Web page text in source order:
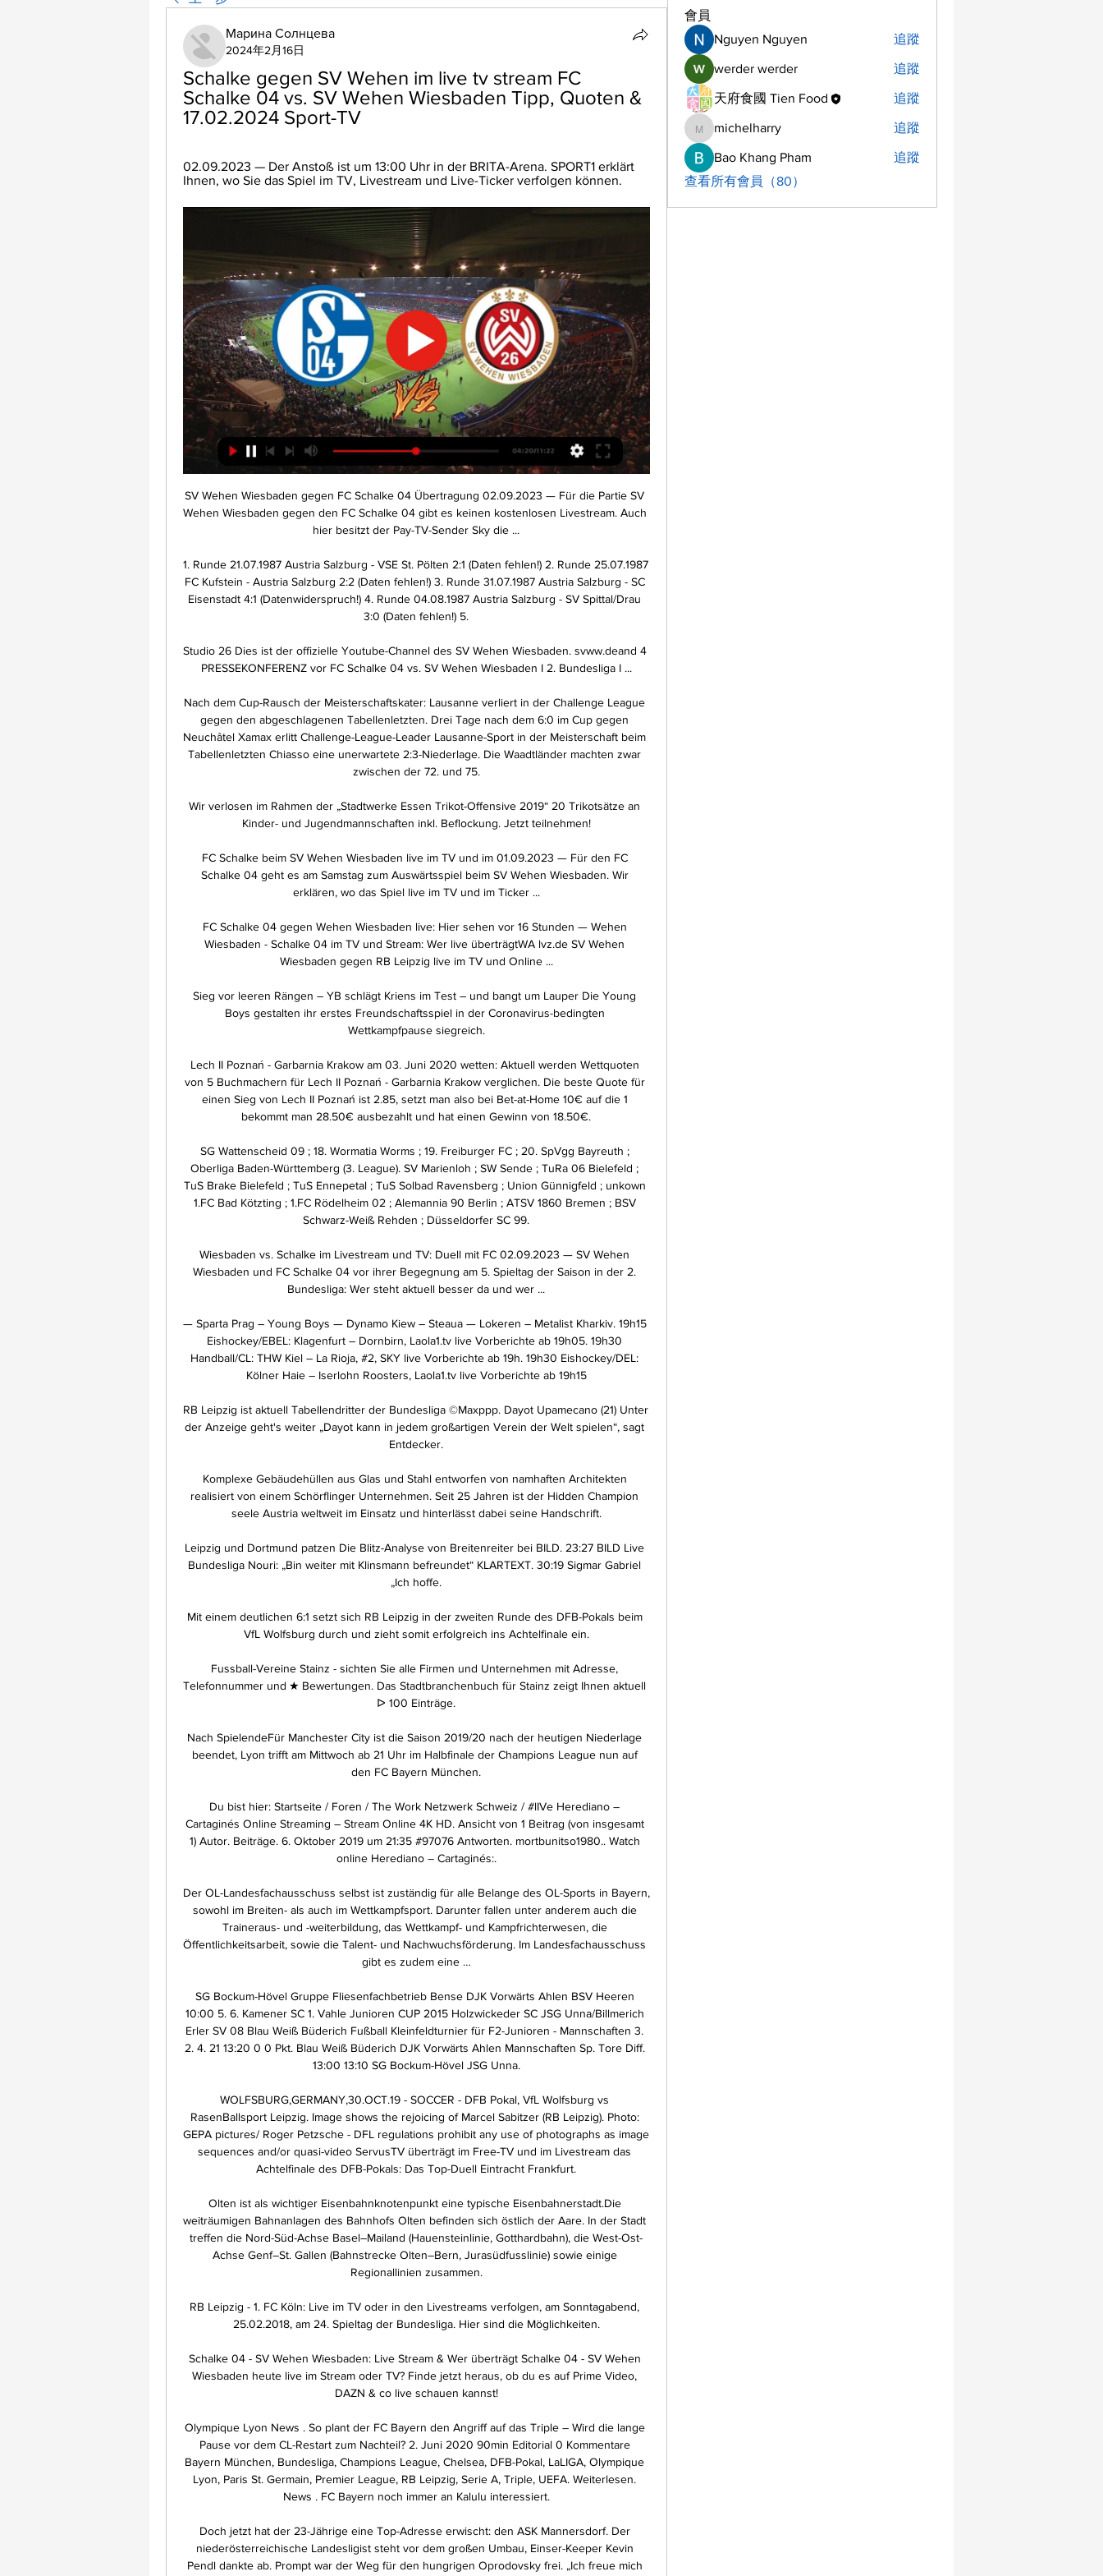
Марина Солнцева
2024年2月16日
Schalke gegen SV Wehen im live tv stream FC
Schalke 04 vs. SV Wehen Wiesbaden Tipp, Quoten &
17.02.2024 Sport-TV
02.09.2023 — Der Anstoß ist um 13:00 Uhr in der BRITA-Arena. SPORT1 erklärt
Ihnen, wo Sie das Spiel im TV, Livestream und Live-Ticker verfolgen können.
SV Wehen Wiesbaden gegen FC Schalke 04 Übertragung 02.09.2023 — Für die Partie SV Wehen Wiesbaden gegen den FC Schalke 04 gibt es keinen kostenlosen Livestream. Auch hier besitzt der Pay-TV-Sender Sky die ...

1. Runde 21.07.1987 Austria Salzburg - VSE St. Pölten 2:1 (Daten fehlen!) 2. Runde 25.07.1987 FC Kufstein - Austria Salzburg 2:2 (Daten fehlen!) 3. Runde 31.07.1987 Austria Salzburg - SC Eisenstadt 4:1 (Datenwiderspruch!) 4. Runde 04.08.1987 Austria Salzburg - SV Spittal/Drau 3:0 (Daten fehlen!) 5.

Studio 26 Dies ist der offizielle Youtube-Channel des SV Wehen Wiesbaden. svww.deand 4 PRESSEKONFERENZ vor FC Schalke 04 vs. SV Wehen Wiesbaden I 2. Bundesliga I ...

Nach dem Cup-Rausch der Meisterschaftskater: Lausanne verliert in der Challenge League gegen den abgeschlagenen Tabellenletzten. Drei Tage nach dem 6:0 im Cup gegen Neuchâtel Xamax erlitt Challenge-League-Leader Lausanne-Sport in der Meisterschaft beim Tabellenletzten Chiasso eine unerwartete 2:3-Niederlage. Die Waadtländer machten zwar zwischen der 72. und 75.

Wir verlosen im Rahmen der „Stadtwerke Essen Trikot-Offensive 2019“ 20 Trikotsätze an Kinder- und Jugendmannschaften inkl. Beflockung. Jetzt teilnehmen!

FC Schalke beim SV Wehen Wiesbaden live im TV und im 01.09.2023 — Für den FC Schalke 04 geht es am Samstag zum Auswärtsspiel beim SV Wehen Wiesbaden. Wir erklären, wo das Spiel live im TV und im Ticker ...

FC Schalke 04 gegen Wehen Wiesbaden live: Hier sehen vor 16 Stunden — Wehen Wiesbaden - Schalke 04 im TV und Stream: Wer live überträgtWA lvz.de SV Wehen Wiesbaden gegen RB Leipzig live im TV und Online ...

Sieg vor leeren Rängen – YB schlägt Kriens im Test – und bangt um Lauper Die Young Boys gestalten ihr erstes Freundschaftsspiel in der Coronavirus-bedingten Wettkampfpause siegreich.

Lech II Poznań - Garbarnia Krakow am 03. Juni 2020 wetten: Aktuell werden Wettquoten von 5 Buchmachern für Lech II Poznań - Garbarnia Krakow verglichen. Die beste Quote für einen Sieg von Lech II Poznań ist 2.85, setzt man also bei Bet-at-Home 10€ auf die 1 bekommt man 28.50€ ausbezahlt und hat einen Gewinn von 18.50€.

SG Wattenscheid 09 ; 18. Wormatia Worms ; 19. Freiburger FC ; 20. SpVgg Bayreuth ; Oberliga Baden-Württemberg (3. League). SV Marienloh ; SW Sende ; TuRa 06 Bielefeld ; TuS Brake Bielefeld ; TuS Ennepetal ; TuS Solbad Ravensberg ; Union Günnigfeld ; unkown 1.FC Bad Kötzting ; 1.FC Rödelheim 02 ; Alemannia 90 Berlin ; ATSV 1860 Bremen ; BSV Schwarz-Weiß Rehden ; Düsseldorfer SC 99.

Wiesbaden vs. Schalke im Livestream und TV: Duell mit FC 02.09.2023 — SV Wehen Wiesbaden und FC Schalke 04 vor ihrer Begegnung am 5. Spieltag der Saison in der 2. Bundesliga: Wer steht aktuell besser da und wer ...

— Sparta Prag – Young Boys — Dynamo Kiew – Steaua — Lokeren – Metalist Kharkiv. 19h15 Eishockey/EBEL: Klagenfurt – Dornbirn, Laola1.tv live Vorberichte ab 19h05. 19h30 Handball/CL: THW Kiel – La Rioja, #2, SKY live Vorberichte ab 19h. 19h30 Eishockey/DEL: Kölner Haie – Iserlohn Roosters, Laola1.tv live Vorberichte ab 19h15

RB Leipzig ist aktuell Tabellendritter der Bundesliga ©Maxppp. Dayot Upamecano (21) Unter der Anzeige geht's weiter „Dayot kann in jedem großartigen Verein der Welt spielen“, sagt Entdecker.

Komplexe Gebäudehüllen aus Glas und Stahl entworfen von namhaften Architekten realisiert von einem Schörflinger Unternehmen. Seit 25 Jahren ist der Hidden Champion seele Austria weltweit im Einsatz und hinterlässt dabei seine Handschrift.

Leipzig und Dortmund patzen Die Blitz-Analyse von Breitenreiter bei BILD. 23:27 BILD Live Bundesliga Nouri: „Bin weiter mit Klinsmann befreundet“ KLARTEXT. 30:19 Sigmar Gabriel „Ich hoffe.

Mit einem deutlichen 6:1 setzt sich RB Leipzig in der zweiten Runde des DFB-Pokals beim VfL Wolfsburg durch und zieht somit erfolgreich ins Achtelfinale ein.

Fussball-Vereine Stainz - sichten Sie alle Firmen und Unternehmen mit Adresse, Telefonnummer und ★ Bewertungen. Das Stadtbranchenbuch für Stainz zeigt Ihnen aktuell ᐅ 100 Einträge.

Nach SpielendeFür Manchester City ist die Saison 2019/20 nach der heutigen Niederlage beendet, Lyon trifft am Mittwoch ab 21 Uhr im Halbfinale der Champions League nun auf den FC Bayern München.

Du bist hier: Startseite / Foren / The Work Netzwerk Schweiz / #lIVe Herediano – Cartaginés Online Streaming – Stream Online 4K HD. Ansicht von 1 Beitrag (von insgesamt 1) Autor. Beiträge. 6. Oktober 2019 um 21:35 #97076 Antworten. mortbunitso1980.. Watch online Herediano – Cartaginés:.

Der OL-Landesfachausschuss selbst ist zuständig für alle Belange des OL-Sports in Bayern, sowohl im Breiten- als auch im Wettkampfsport. Darunter fallen unter anderem auch die Traineraus- und -weiterbildung, das Wettkampf- und Kampfrichterwesen, die Öffentlichkeitsarbeit, sowie die Talent- und Nachwuchsförderung. Im Landesfachausschuss gibt es zudem eine …

SG Bockum-Hövel Gruppe Fliesenfachbetrieb Bense DJK Vorwärts Ahlen BSV Heeren 10:00 5. 6. Kamener SC 1. Vahle Junioren CUP 2015 Holzwickeder SC JSG Unna/Billmerich Erler SV 08 Blau Weiß Büderich Fußball Kleinfeldturnier für F2-Junioren - Mannschaften 3. 2. 4. 21 13:20 0 0 Pkt. Blau Weiß Büderich DJK Vorwärts Ahlen Mannschaften Sp. Tore Diff. 13:00 13:10 SG Bockum-Hövel JSG Unna.

WOLFSBURG,GERMANY,30.OCT.19 - SOCCER - DFB Pokal, VfL Wolfsburg vs RasenBallsport Leipzig. Image shows the rejoicing of Marcel Sabitzer (RB Leipzig). Photo: GEPA pictures/ Roger Petzsche - DFL regulations prohibit any use of photographs as image sequences and/or quasi-video ServusTV überträgt im Free-TV und im Livestream das Achtelfinale des DFB-Pokals: Das Top-Duell Eintracht Frankfurt.

Olten ist als wichtiger Eisenbahnknotenpunkt eine typische Eisenbahnerstadt.Die weiträumigen Bahnanlagen des Bahnhofs Olten befinden sich östlich der Aare. In der Stadt treffen die Nord-Süd-Achse Basel–Mailand (Hauensteinlinie, Gotthardbahn), die West-Ost-Achse Genf–St. Gallen (Bahnstrecke Olten–Bern, Jurasüdfusslinie) sowie einige Regionallinien zusammen.

RB Leipzig - 1. FC Köln: Live im TV oder in den Livestreams verfolgen, am Sonntagabend, 25.02.2018, am 24. Spieltag der Bundesliga. Hier sind die Möglichkeiten.

Schalke 04 - SV Wehen Wiesbaden: Live Stream & Wer überträgt Schalke 04 - SV Wehen Wiesbaden heute live im Stream oder TV? Finde jetzt heraus, ob du es auf Prime Video, DAZN & co live schauen kannst!

Olympique Lyon News . So plant der FC Bayern den Angriff auf das Triple – Wird die lange Pause vor dem CL-Restart zum Nachteil? 2. Juni 2020 90min Editorial 0 Kommentare Bayern München, Bundesliga, Champions League, Chelsea, DFB-Pokal, LaLIGA, Olympique Lyon, Paris St. Germain, Premier League, RB Leipzig, Serie A, Triple, UEFA. Weiterlesen. News . FC Bayern noch immer an Kalulu interessiert.

Doch jetzt hat der 23-Jährige eine Top-Adresse erwischt: den ASK Mannersdorf. Der niederösterreichische Landesligist steht vor dem großen Umbau, Einser-Keeper Kevin Pendl dankte ab. Prompt war der Weg für den hungrigen Oprodovsky frei. „Ich freue mich auf diese Herausforderung“, sprüht der junge Keeper vor Euphorie.

SVU Klöch gegen SV Frannach. Live-Ticker in der Steirer-Cup am Sa, 27.07.2019. Mit aktuellem Zwischenstand, Torschützen sowie dem Ergebnis nach Spielende.

FC Köln - RB Leipzig Tickets für den 13 Apr und jubeln Sie Ihren Favoriten zum Sieg! Sichern Sie sich Ihre 1. FC Köln - RB Leipzig Tickets für den 13 Apr und jubeln Sie Ihren Favoriten zum Sieg! Diese Website verwendet Cookies, um Ihre Nutzererfahrung zu optimieren. Durch die Nutzung dieser Website stimmen Sie unserer Verwendung von Cookies zu..

Bayerns Gegner im CL-Halbfinale ist Olympique Lyon Lissabon (dts Nachrichtenagentur) – Der FC Bayern München trifft im Champions-League-Halbfinale am kommenden Mittwoch auf Olympique Lyon. Die als Außenseiter gehandelten Franzosen gewannen am Samstagabend …

2. Bundesliga LIVE: Übertragung im TV & Stream vor 3 Tagen — Hansa Rostock steht vor einer wichtigen Partie gegen den Hamburger SV, bei FC Schalke 04 - SV Wehen Wiesbaden, Sky Sport Bundesliga 3, LIVE ab ...

Der 26 Jahre alte Aufbauspieler war in der vergangenen Spielzeit an die EWE Baskets Oldenburg verliehen. Nun kehrt er nach München zurück, wo er zugleich seinen Vetrag um ein Jahr bis Sommer.

Der LASK will die Turbulenzen abseits des Rasens am Mittwoch (18.30 Uhr/live Sky) in der ersten Runde der Fußball-Bundesliga nach der Corona-Pause zu Hause gegen TSV Hartberg …

2019-5-18 · Werder Bremen empfängt heute Eintracht Frankfurt. Wo das Kracher-Spiel live im TV und im Livestream übertragen wird, verraten wir in unserem TV-Guide.

ALDI SUISSE - Gutes muss nicht immer teuer sein! Profitiere jederzeit von Spezialangeboten für Freizeit, Alltag und Beruf. Jetzt unser Standardsortiment, unsere …

Bayer Leverkusen - Hannover 96 Spiel Ergebnis und Tore Ergebnis, Tore und Details zum Spiel Bayer Leverkusen vs Hannover 96 am 18.4.15 ab 15:30 Uhr. Das Team Bayer Leverkusen hat das Spiel gegen Hannover 96 mit 4 : 0 (2 : 0) (2 : 0) gewonnen. Das Fussball Spiel fand am 18.04.2015, 15:30 Uhr im Rahmen der Liga 1. Bundesliga statt. Es war Teil der Spiele vom 29.

Red Bull Salzburg Salzburg mit 4:1 gegen Derby im Youth-League-Viertelfinale. Doppelpack von U19-Nationalstürmer Adamu – Bullen-Nachwuchs nun gegen Atalanta Bergamo oder Lyon

Schalke 04 vs. SV Wehen Wiesbaden im Radio Live Hier hörst du das nächste Schalke 04 vs. SV Wehen Wiesbaden Spiel der 2. Fußball Bundesliga live im Radio. Ob im ARD Livestream, Fanradio Livestream oder ...

SVWW-Profi Mockenhaupt kündigt Verbotenes auf Schalke vor 5 Stunden — Vor 60.000 Zuschauern auf Schalke wollen die Spieler des SV Wehen Wiesbaden den nächsten namhaften Verein stürzen. Oder eben gegen Schalke ...

Finden Sie Bewertungen, Öffnungszeiten, Fotos & Videos von DJK-Adler 1910 Essen-Frintrop e.V. Tennisabteilung - Sportvereinigungen Und -Clubs in Essen. TEL: 0201602... Suchen Sie andere Unternehmen aus der Kategorie Sportvereinigungen Und -Clubs in Essen auf Infobel.

In Eggen am Kraigerberg ober der
會員
Nguyen Nguyen
追蹤
werder werder 追蹤
天府食國 Tien Food 追蹤
michelharry
michelharry 追蹤
Bao Khang Pham
追蹤
查看所有會員（80）